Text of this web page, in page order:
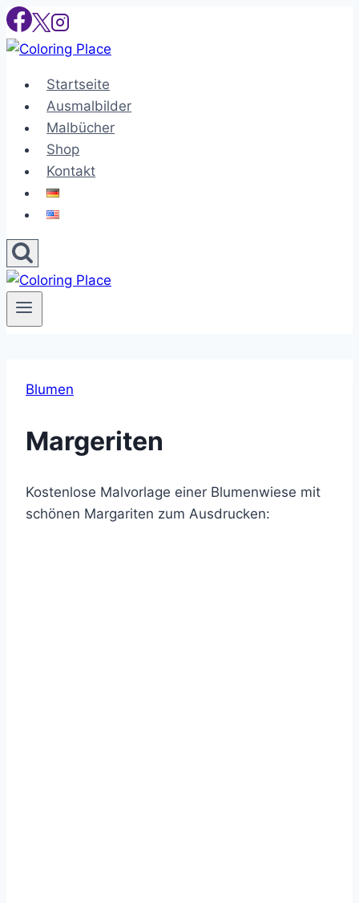
Skip
to
content
Startseite
Ausmalbilder
Malbücher
Shop
Kontakt
Blumen
Margeriten
Kostenlose Malvorlage einer Blumenwiese mit
schönen Margariten zum Ausdrucken: